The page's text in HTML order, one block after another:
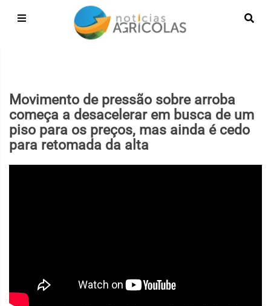
Movimento de pressão sobre arroba
começa a desacelerar em busca de um
piso para os preços, mas ainda é cedo
para retomada da alta